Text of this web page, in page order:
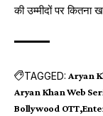
की उम्मीदों पर कितना
TAGGED: Aryan
Aryan Khan Web
Bollywood OTT